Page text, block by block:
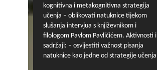
kognitivna i metakognitivna strategija
učenja – oblikovati natuknice tijekom
slušanja intervjua s književnikom i
filologom Pavlom Pavličićem. Aktivnosti i
sadržaji: – osvijestiti važnost pisanja
natuknice kao jedne od strategije učenja